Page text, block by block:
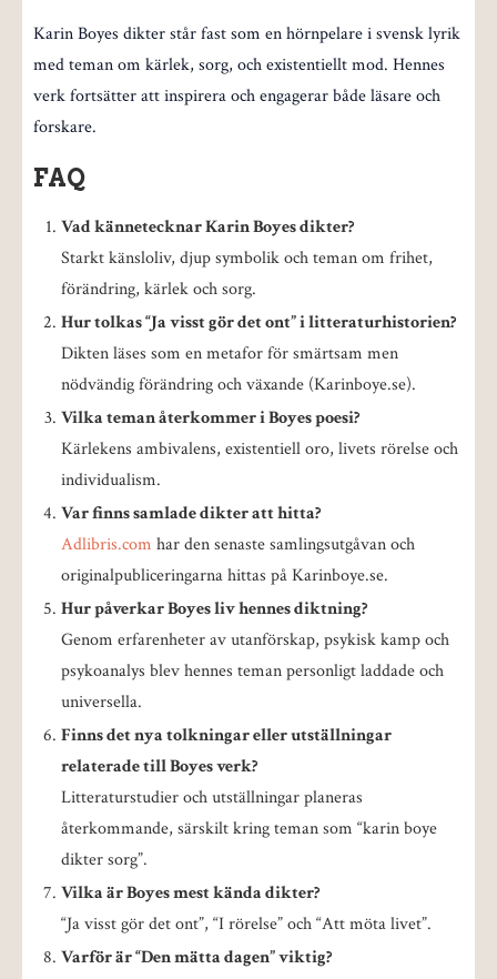
Karin Boyes dikter står fast som en hörnpelare i svensk lyrik
med teman om kärlek, sorg, och existentiellt mod. Hennes
verk fortsätter att inspirera och engagerar både läsare och
forskare.
FAQ
Vad kännetecknar Karin Boyes dikter?
Starkt känsloliv, djup symbolik och teman om frihet,
förändring, kärlek och sorg.
Hur tolkas “Ja visst gör det ont” i litteraturhistorien?
Dikten läses som en metafor för smärtsam men
nödvändig förändring och växande (Karinboye.se).
Vilka teman återkommer i Boyes poesi?
Kärlekens ambivalens, existentiell oro, livets rörelse och
individualism.
Var finns samlade dikter att hitta?
Adlibris.com har den senaste samlingsutgåvan och
originalpubliceringarna hittas på Karinboye.se.
Hur påverkar Boyes liv hennes diktning?
Genom erfarenheter av utanförskap, psykisk kamp och
psykoanalys blev hennes teman personligt laddade och
universella.
Finns det nya tolkningar eller utställningar
relaterade till Boyes verk?
Litteraturstudier och utställningar planeras
återkommande, särskilt kring teman som “karin boye
dikter sorg”.
Vilka är Boyes mest kända dikter?
“Ja visst gör det ont”, “I rörelse” och “Att möta livet”.
Varför är “Den mätta dagen” viktig?